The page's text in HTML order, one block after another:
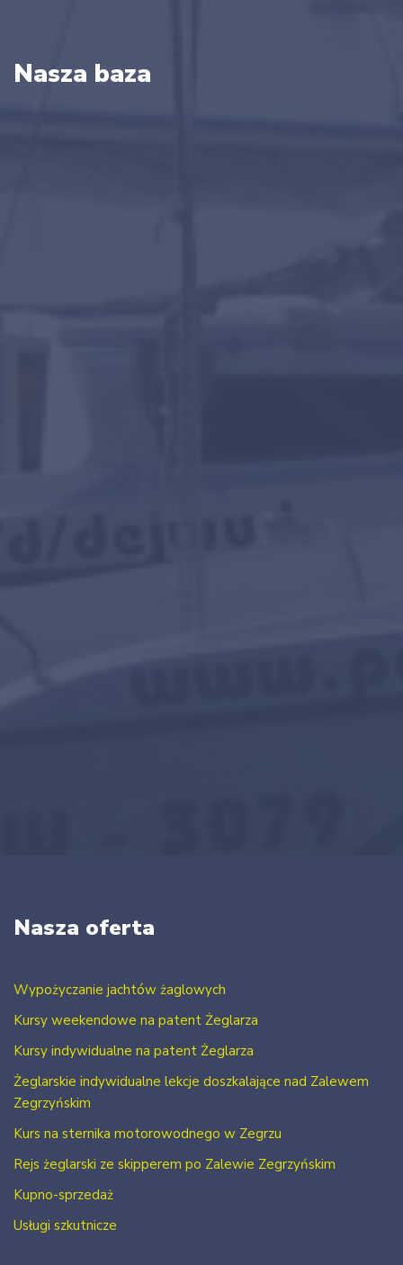
Nasza baza
Nasza oferta
Wypożyczanie jachtów żaglowych
Kursy weekendowe na patent Żeglarza
Kursy indywidualne na patent Żeglarza
Żeglarskie indywidualne lekcje doszkalające nad Zalewem
Zegrzyńskim
Kurs na sternika motorowodnego w Zegrzu
Rejs żeglarski ze skipperem po Zalewie Zegrzyńskim
Kupno-sprzedaż
Usługi szkutnicze